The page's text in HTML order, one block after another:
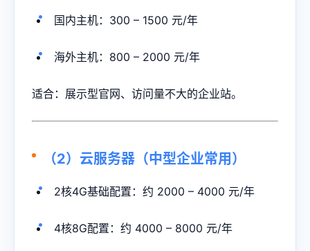
国内主机：300 – 1500 元/年
海外主机：800 – 2000 元/年
适合：展示型官网、访问量不大的企业站。
（2）云服务器（中型企业常用）
2核4G基础配置：约 2000 – 4000 元/年
4核8G配置：约 4000 – 8000 元/年